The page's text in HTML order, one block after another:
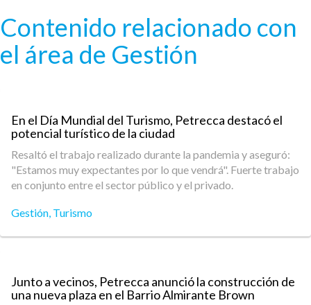
Contenido relacionado con
el área de Gestión
En el Día Mundial del Turismo, Petrecca destacó el
potencial turístico de la ciudad
Resaltó el trabajo realizado durante la pandemia y aseguró:
"Estamos muy expectantes por lo que vendrá". Fuerte trabajo
en conjunto entre el sector público y el privado.
Gestión, Turismo
Junto a vecinos, Petrecca anunció la construcción de
una nueva plaza en el Barrio Almirante Brown